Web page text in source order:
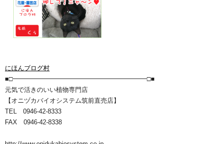
にほんブログ村
■□━━━━━━━━━━━━━━━━━━━━━□■
元気で活きのいい植物専門店
【オニヅカバイオシステム筑前直売店】
TEL 0946-42-8333
FAX 0946-42-8338